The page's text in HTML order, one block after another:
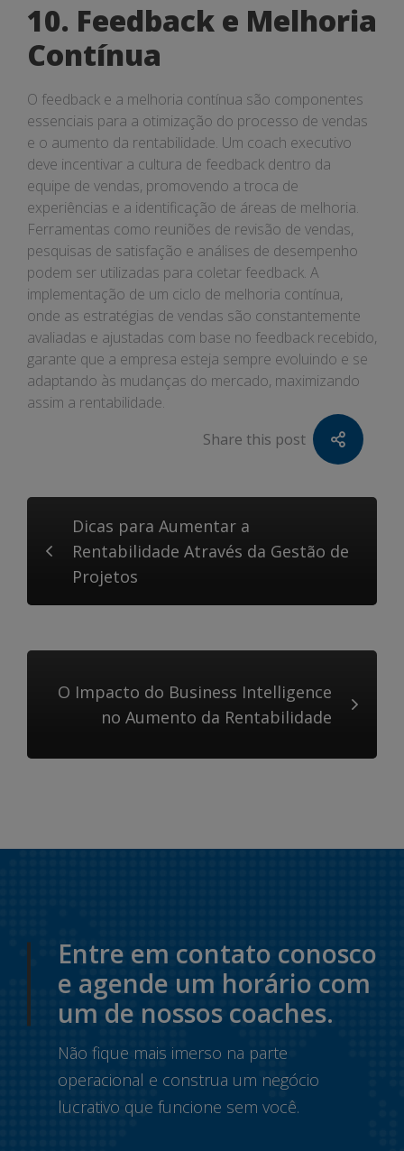
10. Feedback e Melhoria
Contínua
O feedback e a melhoria contínua são componentes
essenciais para a otimização do processo de vendas
e o aumento da rentabilidade. Um coach executivo
deve incentivar a cultura de feedback dentro da
equipe de vendas, promovendo a troca de
experiências e a identificação de áreas de melhoria.
Ferramentas como reuniões de revisão de vendas,
pesquisas de satisfação e análises de desempenho
podem ser utilizadas para coletar feedback. A
implementação de um ciclo de melhoria contínua,
onde as estratégias de vendas são constantemente
avaliadas e ajustadas com base no feedback recebido,
garante que a empresa esteja sempre evoluindo e se
adaptando às mudanças do mercado, maximizando
assim a rentabilidade.
Share this post
Dicas para Aumentar a
Rentabilidade Através da Gestão de
Projetos
O Impacto do Business Intelligence
no Aumento da Rentabilidade
Entre em contato conosco
e agende um horário com
um de nossos coaches.
Não fique mais imerso na parte
operacional e construa um negócio
lucrativo que funcione sem você.